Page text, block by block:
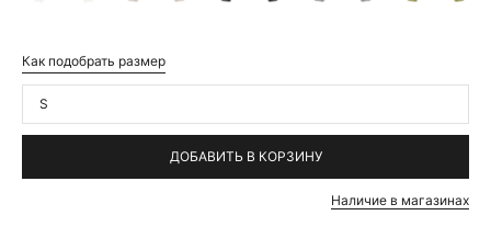
Как подобрать размер
S
ДОБАВИТЬ В КОРЗИНУ
Наличие в магазинах